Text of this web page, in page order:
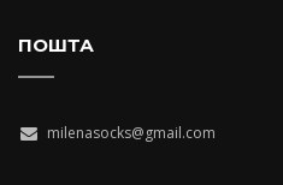
ПОШТА
milenasocks@gmail.com